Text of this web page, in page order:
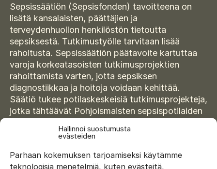
Hallinnoi suostumusta
evästeiden
Parhaan kokemuksen tarjoamiseksi käytämme
teknologisia menetelmiä, kuten evästeitä,
Sepsissäätiön (Sepsisfonden) tavoitteena on
lisätä kansalaisten, päättäjien ja
terveydenhuollon henkilöstön tietoutta
sepsiksestä. Tutkimustyölle tarvitaan lisää
rahoitusta. Sepsissäätiön päätavoite kartuttaa
varoja korkeatasoisten tutkimusprojektien
rahoittamista varten, jotta sepsiksen
diagnostiikkaa ja hoitoja voidaan kehittää.
Säätiö tukee potilaskeskeisiä tutkimusprojekteja,
jotka tähtäävät Pohjoismaisten sepsispotilaiden